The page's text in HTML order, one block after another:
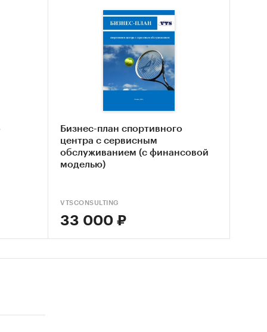
Бизнес-план спортивного
центра с сервисным
обслуживанием (с финансовой
моделью)
VTSCONSULTING
33 000 ₽